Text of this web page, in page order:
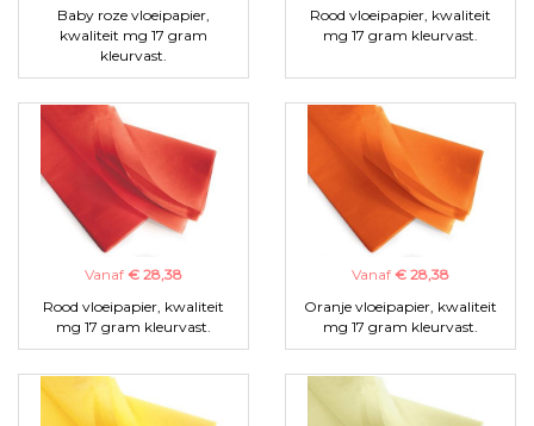
Baby roze vloeipapier,
kwaliteit mg 17 gram
kleurvast.
Rood vloeipapier, kwaliteit
mg 17 gram kleurvast.
Vanaf € 28,38
Rood vloeipapier, kwaliteit
mg 17 gram kleurvast.
Vanaf € 28,38
Oranje vloeipapier, kwaliteit
mg 17 gram kleurvast.